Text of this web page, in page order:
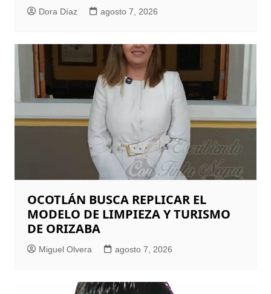
Dora Díaz agosto 7, 2026
OCOTLÁN BUSCA REPLICAR EL
MODELO DE LIMPIEZA Y TURISMO
DE ORIZABA
Miguel Olvera agosto 7, 2026